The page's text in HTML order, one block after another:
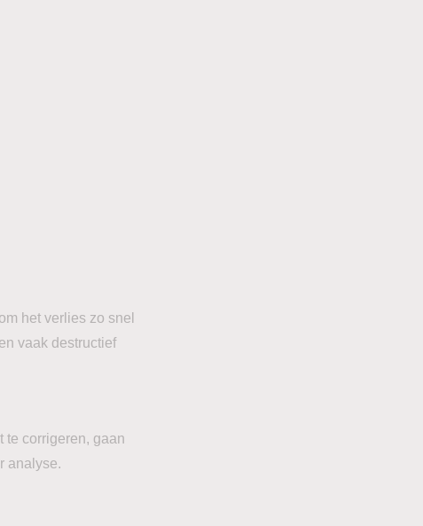
het verlies zo snel
vaak destructief
te corrigeren, gaan
analyse.